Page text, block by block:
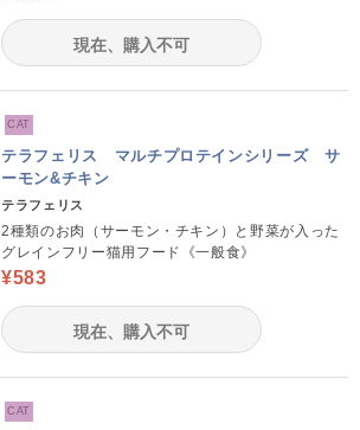
現在、購入不可
CAT
テラフェリス マルチプロテインシリーズ サ
ーモン&チキン
テラフェリス
2種類のお肉（サーモン・チキン）と野菜が入った
グレインフリー猫用フード《一般食》
¥583
現在、購入不可
CAT